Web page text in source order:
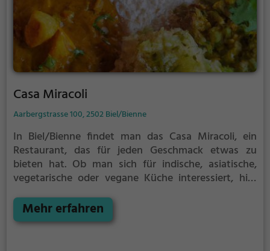
Casa Miracoli
Aarbergstrasse 100, 2502 Biel/Bienne
In Biel/Bienne findet man das Casa Miracoli, ein
Restaurant, das für jeden Geschmack etwas zu
bieten hat. Ob man sich für indische, asiatische,
vegetarische oder vegane Küche interessiert, hier
stehen zur Auswahl. Neben einer Vielzahl an
gesunden Speisen gibt es auch leckere Kaffee- und
Mehr erfahren